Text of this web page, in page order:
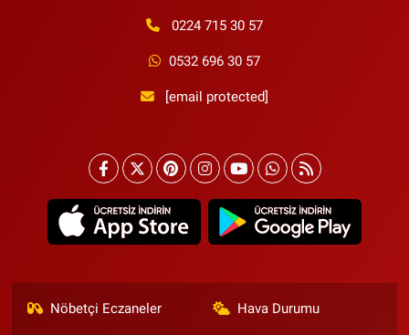
0224 715 30 57
0532 696 30 57
[email protected]
Nöbetçi Eczaneler Hava Durumu